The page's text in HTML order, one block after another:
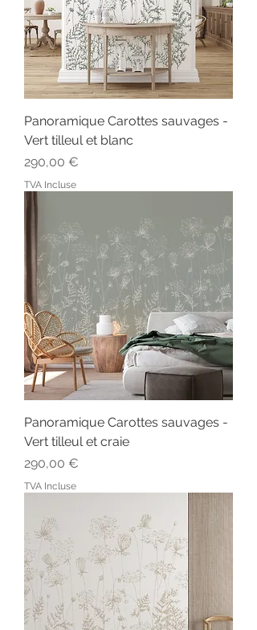
Panoramique Carottes sauvages -
Vert tilleul et blanc
Prix
290,00 €
TVA Incluse
Panoramique Carottes sauvages -
Vert tilleul et craie
Prix
290,00 €
TVA Incluse